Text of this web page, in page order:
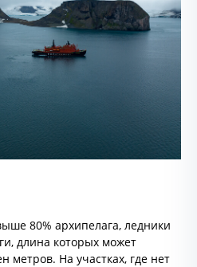
80% архипелага, ледники
длина которых может
метров. На участках, где нет